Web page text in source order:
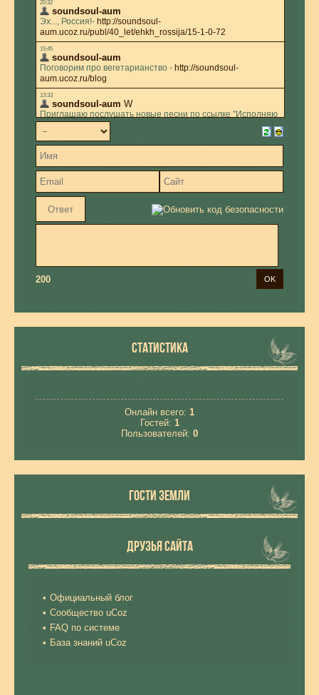
200
СТАТИСТИКА
Онлайн всего: 1
Гостей: 1
Пользователей: 0
ГОСТИ ЗЕМЛИ
ДРУЗЬЯ САЙТА
Официальный блог
Сообщество uCoz
FAQ по системе
База знаний uCoz